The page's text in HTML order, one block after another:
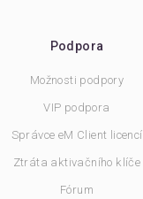
Podpora
Možnosti podpory
VIP podpora
Správce eM Client licencí
Ztráta aktivačního klíče
Fórum